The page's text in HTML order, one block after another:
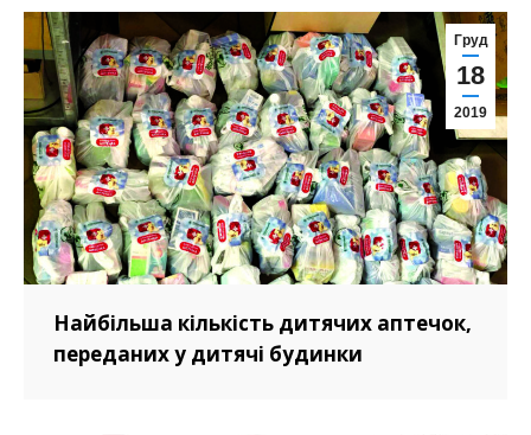
Груд
18
2019
Найбільша кількість дитячих аптечок,
переданих у дитячі будинки